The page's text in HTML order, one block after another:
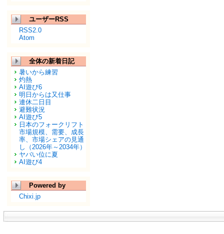
ユーザーRSS
RSS2.0
Atom
全体の新着日記
暑いから練習
灼熱
AI遊び6
明日からは又仕事
連休二日目
避難状況
AI遊び5
日本のフォークリフト
市場規模、需要、成長
率、市場シェアの見通
し（2026年～2034年）
ヤバい位に夏
AI遊び4
Powered by
Chixi.jp